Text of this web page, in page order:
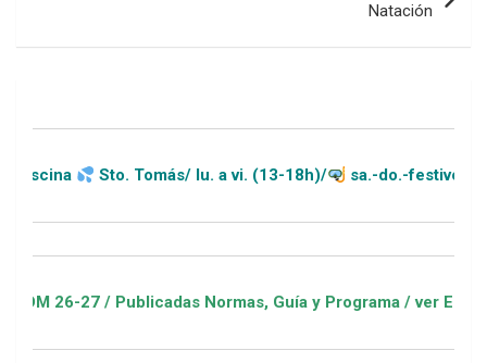
Natación
Sto. Tomás/ lu. a vi. (13-18h)/ sa.-do.-festivos (11-20h)
/ Publicadas Normas, Guía y Programa / ver Escuelas